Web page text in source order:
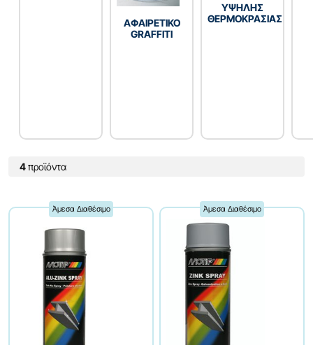
ΑΦΑΙΡΕΤΙΚΟ
GRAFFITI
YΨΗΛΗΣ
ΘΕΡΜΟΚΡΑΣΙΑΣ
4προϊόντα
Άμεσα Διαθέσιμο Άμεσα Διαθέσιμο